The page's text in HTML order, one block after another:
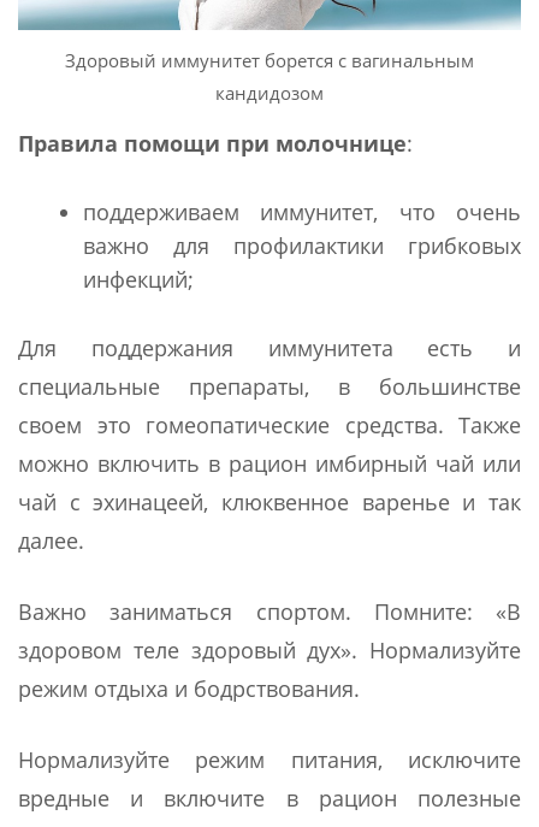
Здоровый иммунитет борется с вагинальным
кандидозом
Правила помощи при молочнице:
поддерживаем иммунитет, что очень
важно для профилактики грибковых
инфекций;
Для поддержания иммунитета есть и
специальные препараты, в большинстве
своем это гомеопатические средства. Также
можно включить в рацион имбирный чай или
чай с эхинацеей, клюквенное варенье и так
далее.
Важно заниматься спортом. Помните: «В
здоровом теле здоровый дух». Нормализуйте
режим отдыха и бодрствования.
Нормализуйте режим питания, исключите
вредные и включите в рацион полезные